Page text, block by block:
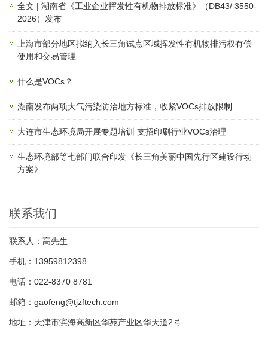
全文 | 湖南省《工业企业挥发性有机物排放标准》（DB43/ 3550-
2026）发布
上海市部分地区拟纳入长三角试点区域挥发性有机物排污权有偿
使用和交易管理
什么是VOCs？
湖南发布两项大气污染防治地方标准，收紧VOCs排放限制
大连市生态环境局开展专题培训 支招印刷行业VOCs治理
生态环境部等七部门联合印发《长三角美丽中国先行区建设行动
方案》
联系我们
联系人：高先生
手机：13959812398
电话：022-8370 8781
邮箱：gaofeng@tjzftech.com
地址：天津市滨海高新区华苑产业区华天道2号